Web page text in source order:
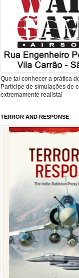
Que tal conhecer a prática
Participe de simulações de
extremamente realista!
TERROR AND RESPONSE